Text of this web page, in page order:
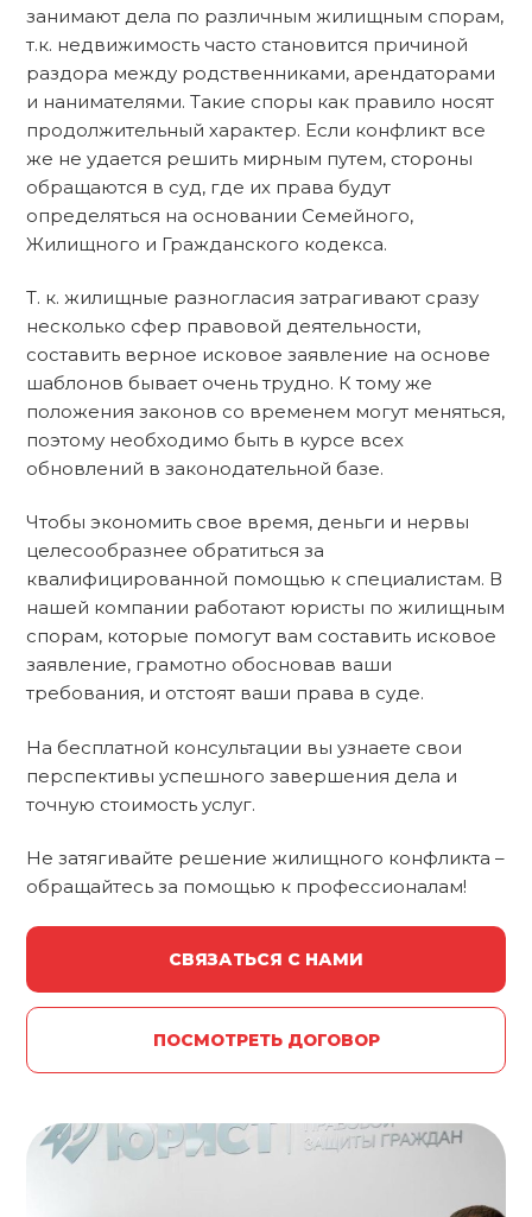
занимают дела по различным жилищным спорам,
т.к. недвижимость часто становится причиной
раздора между родственниками, арендаторами
и нанимателями. Такие споры как правило носят
продолжительный характер. Если конфликт все
же не удается решить мирным путем, стороны
обращаются в суд, где их права будут
определяться на основании Семейного,
Жилищного и Гражданского кодекса.
Т. к. жилищные разногласия затрагивают сразу
несколько сфер правовой деятельности,
составить верное исковое заявление на основе
шаблонов бывает очень трудно. К тому же
положения законов со временем могут меняться,
поэтому необходимо быть в курсе всех
обновлений в законодательной базе.
Чтобы экономить свое время, деньги и нервы
целесообразнее обратиться за
квалифицированной помощью к специалистам. В
нашей компании работают юристы по жилищным
спорам, которые помогут вам составить исковое
заявление, грамотно обосновав ваши
требования, и отстоят ваши права в суде.
На бесплатной консультации вы узнаете свои
перспективы успешного завершения дела и
точную стоимость услуг.
Не затягивайте решение жилищного конфликта –
обращайтесь за помощью к профессионалам!
СВЯЗАТЬСЯ С НАМИ
ПОСМОТРЕТЬ ДОГОВОР